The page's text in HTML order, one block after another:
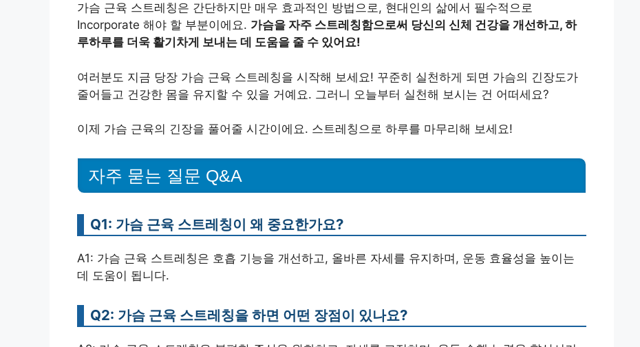
가슴 근육 스트레칭은 간단하지만 매우 효과적인 방법으로, 현대인의 삶에서 필수적으로
Incorporate 해야 할 부분이에요. 가슴을 자주 스트레칭함으로써 당신의 신체 건강을 개선하고, 하
루하루를 더욱 활기차게 보내는 데 도움을 줄 수 있어요!
여러분도 지금 당장 가슴 근육 스트레칭을 시작해 보세요! 꾸준히 실천하게 되면 가슴의 긴장도가
줄어들고 건강한 몸을 유지할 수 있을 거예요. 그러니 오늘부터 실천해 보시는 건 어떠세요?
이제 가슴 근육의 긴장을 풀어줄 시간이에요. 스트레칭으로 하루를 마무리해 보세요!
자주 묻는 질문 Q&A
Q1: 가슴 근육 스트레칭이 왜 중요한가요?
A1: 가슴 근육 스트레칭은 호흡 기능을 개선하고, 올바른 자세를 유지하며, 운동 효율성을 높이는
데 도움이 됩니다.
Q2: 가슴 근육 스트레칭을 하면 어떤 장점이 있나요?